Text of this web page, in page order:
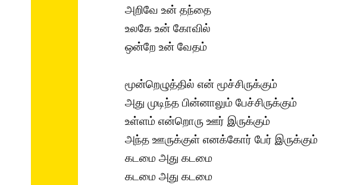
அறிவே உன் தந்தை
உலகே உன் கோவில்
ஒன்றே உன் வேதம்
மூன்றெழுத்தில் என் மூச்சிருக்கும்
அது முடிந்த பின்னாலும் பேச்சிருக்கும்
உள்ளம் என்றொரு ஊர் இருக்கும்
அந்த ஊருக்குள் எனக்கோர் பேர் இருக்கும்
கடமை அது கடமை
கடமை அது கடமை